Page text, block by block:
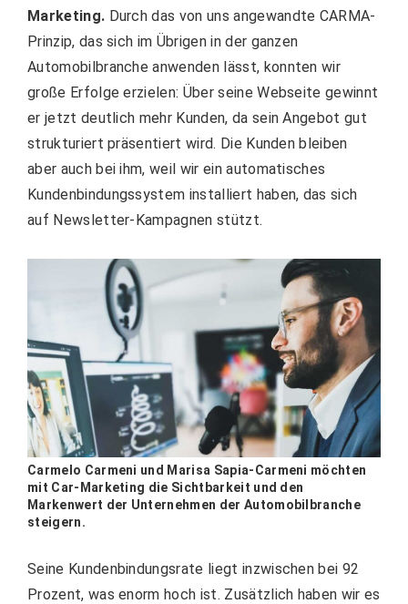
Marketing. Durch das von uns angewandte CARMA-
Prinzip, das sich im Übrigen in der ganzen
Automobilbranche anwenden lässt, konnten wir
große Erfolge erzielen: Über seine Webseite gewinnt
er jetzt deutlich mehr Kunden, da sein Angebot gut
strukturiert präsentiert wird. Die Kunden bleiben
aber auch bei ihm, weil wir ein automatisches
Kundenbindungssystem installiert haben, das sich
auf Newsletter-Kampagnen stützt.
Carmelo Carmeni und Marisa Sapia-Carmeni möchten
mit Car-Marketing die Sichtbarkeit und den
Markenwert der Unternehmen der Automobilbranche
steigern.
Seine Kundenbindungsrate liegt inzwischen bei 92
Prozent, was enorm hoch ist. Zusätzlich haben wir es